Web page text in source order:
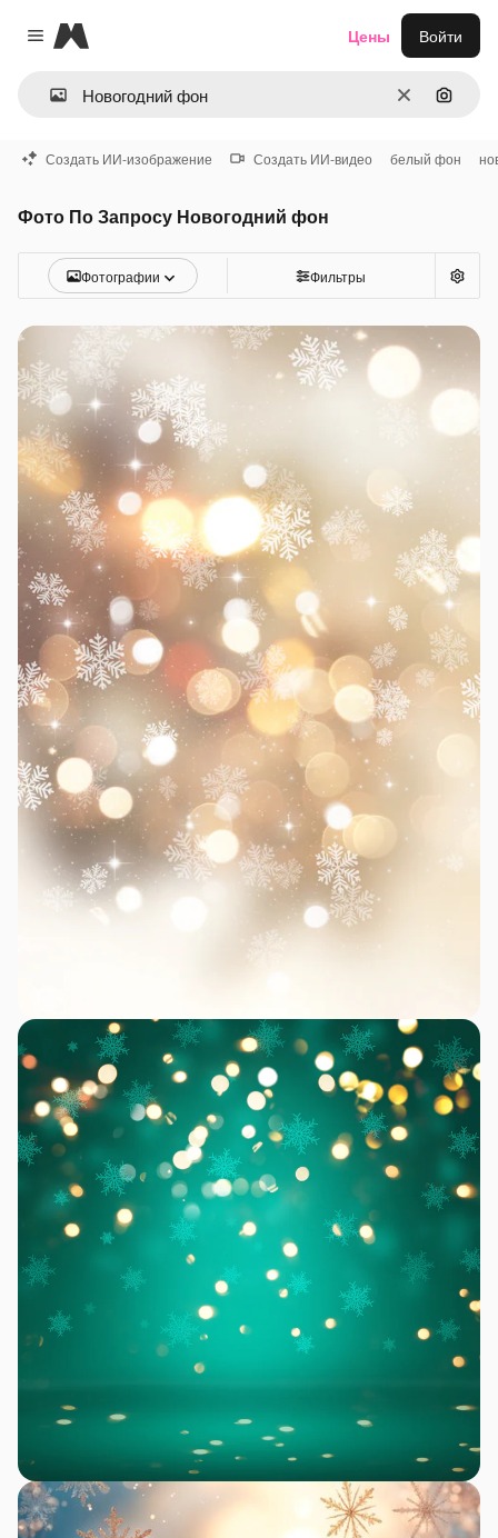
Close menu
Magnific
ОчиститьПоиск
Цены Войти
Создать ИИ-изображение Создать ИИ-видео белый фон
Фото По Запросу Новогодний фон
Фотографии Фильтры